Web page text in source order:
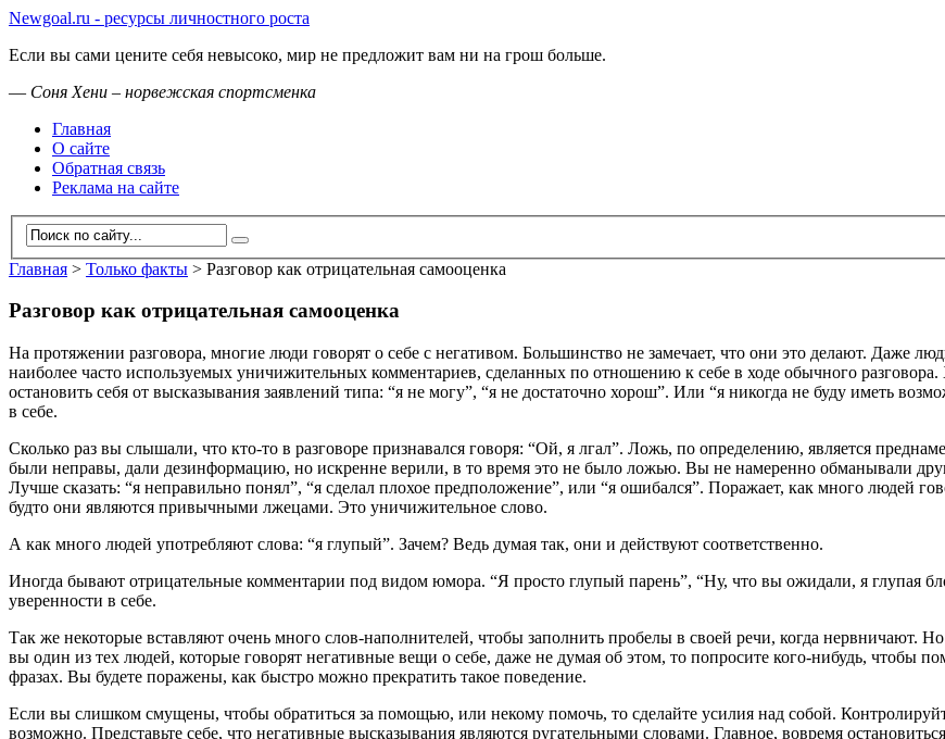
Newgoal.ru - ресурсы личностного роста
Если вы сами цените себя невысоко, мир не предложит вам ни на грош больше.
— Соня Хени – норвежская спортсменка
Главная
О сайте
Обратная связь
Реклама на сайте
Главная > Только факты > Разговор как отрицательная самооценка
Разговор как отрицательная самооценка
На протяжении разговора, многие люди говорят о себе с негативом. Большинство не замечает, что они это делают. Даже
наиболее часто используемых уничижительных комментариев, сделанных по отношению к себе в ходе обычного
остановить себя от высказывания заявлений типа: “я не могу”, “я не достаточно хорош”. Или “я никогда не буду иметь
в себе.
Сколько раз вы слышали, что кто-то в разговоре признавался говоря: “Ой, я лгал”. Ложь, по определению, является
были неправы, дали дезинформацию, но искренне верили, в то время это не было ложью. Вы не намеренно обманывали
Лучше сказать: “я неправильно понял”, “я сделал плохое предположение”, или “я ошибался”. Поражает, как много людей
будто они являются привычными лжецами. Это уничижительное слово.
А как много людей употребляют слова: “я глупый”. Зачем? Ведь думая так, они и действуют соответственно.
Иногда бывают отрицательные комментарии под видом юмора. “Я просто глупый парень”, “Ну, что вы ожидали, я глупая
уверенности в себе.
Так же некоторые вставляют очень много слов-наполнителей, чтобы заполнить пробелы в своей речи, когда нервничают.
вы один из тех людей, которые говорят негативные вещи о себе, даже не думая об этом, то попросите кого-нибудь, чтобы
фразах. Вы будете поражены, как быстро можно прекратить такое поведение.
Если вы слишком смущены, чтобы обратиться за помощью, или некому помочь, то сделайте усилия над собой.
возможно. Представьте себе, что негативные высказывания являются ругательными словами. Главное, вовремя